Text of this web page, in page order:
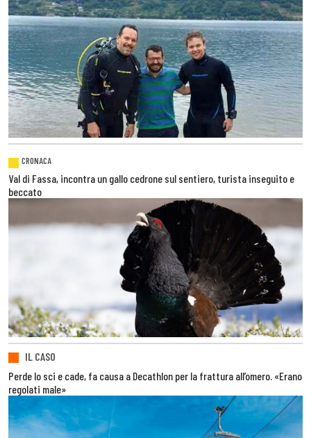
CRONACA
Val di Fassa, incontra un gallo cedrone sul sentiero, turista inseguito e
beccato
IL CASO
Perde lo sci e cade, fa causa a Decathlon per la frattura all’omero. «Erano
regolati male»